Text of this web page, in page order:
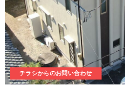
チラシからのお問い合わせ